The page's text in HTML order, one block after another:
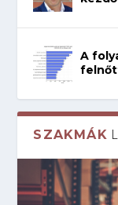
A
SZAKMÁK